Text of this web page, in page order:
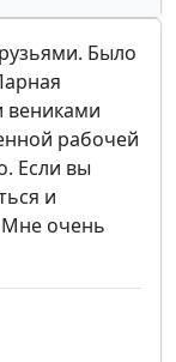
Было
вениками
рабочей
Если вы
и
Мне очень